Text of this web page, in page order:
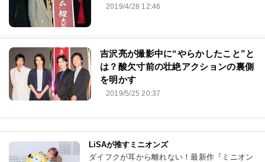
2019/4/28 12:46
吉沢亮が撮影中に“やらかしたこと”と
は？酸欠寸前の壮絶アクションの裏側
を明かす
2019/5/25 20:37
LiSAが推すミニオンズ
ダイフクが耳から離れない！最新作『ミニオン